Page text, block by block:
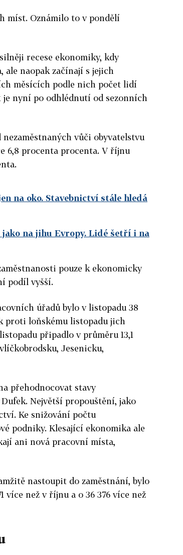
míst. Oznámilo to v pondělí
recese ekonomiky, kdy
naopak začínají s jejich
měsících podle nich počet lidí
je nyní po odhlédnutí od sezonních
vůči obyvatelstvu
6,8 procenta procenta. V říjnu
na oko. Stavebnictví stále hledá
jako na jihu Evropy. Lidé šetří i na
pouze k ekonomicky
podíl vyšší.
úřadů bylo v listopadu 38
proti loňskému listopadu jich
připadlo v průměru 13,1
Jesenicku,
přehodnocovat stavy
Největší propouštění, jako
Ke snižování počtu
podniky. Klesající ekonomika ale
ani nová pracovní místa,
nastoupit do zaměstnání, bylo
více než v říjnu a o 36 376 více než